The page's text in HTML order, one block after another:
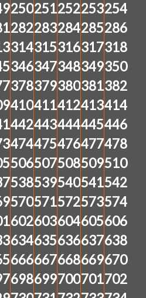
250251252253254
282283284285286
314315316317318
346347348349350
378379380381382
410411412413414
442443444445446
474475476477478
506507508509510
538539540541542
570571572573574
602603604605606
634635636637638
666667668669670
698699700701702